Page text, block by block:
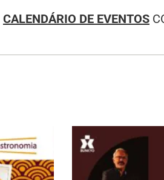
CALENDÁRIO DE EVENTOS